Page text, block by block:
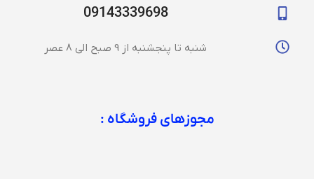
09143339698
شنبه تا پنجشنبه از 9 صبح الی 8 عصر
مجوزهای فروشگاه :